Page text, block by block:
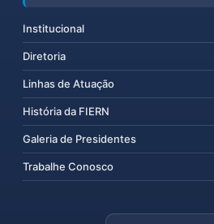
Institucional
Diretoria
Linhas de Atuação
História da FIERN
Galeria de Presidentes
Trabalhe Conosco